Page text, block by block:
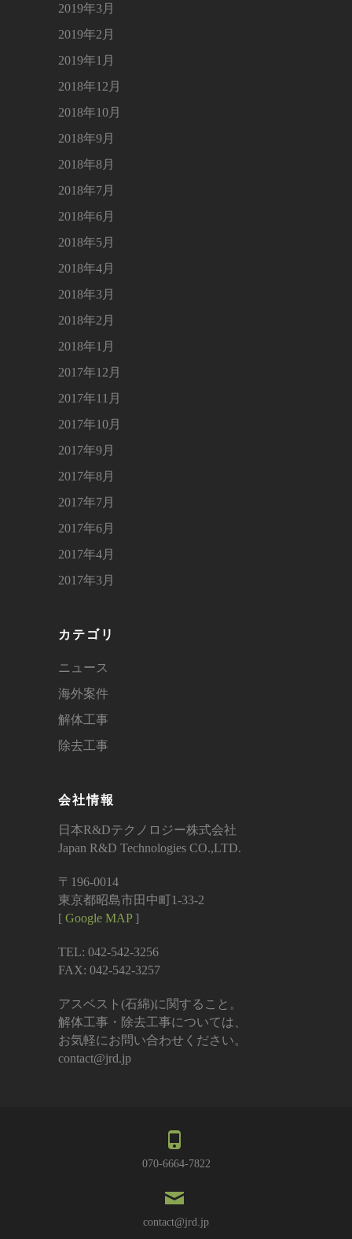
2019年3月
2019年2月
2019年1月
2018年12月
2018年10月
2018年9月
2018年8月
2018年7月
2018年6月
2018年5月
2018年4月
2018年3月
2018年2月
2018年1月
2017年12月
2017年11月
2017年10月
2017年9月
2017年8月
2017年7月
2017年6月
2017年4月
2017年3月
カテゴリ
ニュース
海外案件
解体工事
除去工事
会社情報
日本R&Dテクノロジー株式会社
Japan R&D Technologies CO.,LTD.
〒196-0014
東京都昭島市田中町1-33-2
[ Google MAP]
TEL: 042-542-3256
FAX: 042-542-3257
アスベスト(石綿)に関すること。
解体工事・除去工事については、
お気軽にお問い合わせください。
contact@jrd.jp
070-6664-7822
contact@jrd.jp